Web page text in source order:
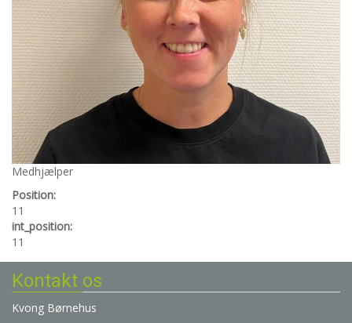
Medhjælper
Position:
11
int_position:
11
Kontakt os
Kvong Børnehus